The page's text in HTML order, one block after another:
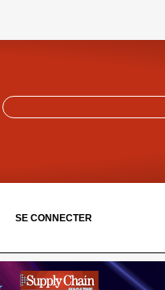
SE CONNECTER